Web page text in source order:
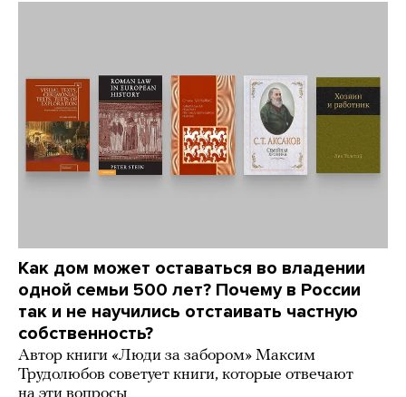
Как дом может оставаться во владении
одной семьи 500 лет? Почему в России
так и не научились отстаивать частную
собственность?
Автор книги «Люди за забором» Максим
Трудолюбов советует книги, которые отвечают